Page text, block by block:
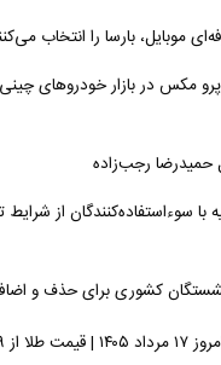
موبایل، بارسا را انتخاب
چرا قیمت تیگو 8 پرو مکس در بازار خودروهای
حمیدرضا رجب‌زاده
با سوءاستفاده‌کنندگان از شرایط
کشوری برای حذف و
گذشت